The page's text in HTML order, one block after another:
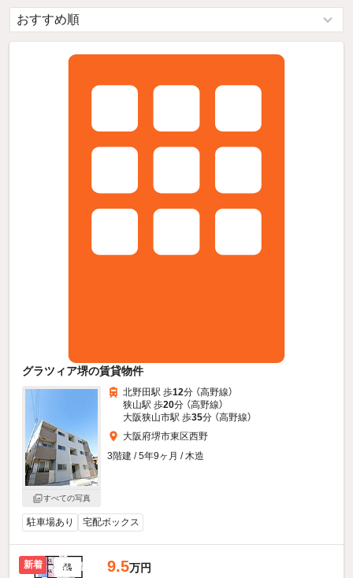
グラツィア堺の賃貸物件
すべての写真
北野田駅 歩12分 （高野線）
狭山駅 歩20分 （高野線）
大阪狭山市駅 歩35分 （高野線）
大阪府堺市東区西野
3階建 / 5年9ヶ月 / 木造
駐車場あり 宅配ボックス
新着 9.5万円